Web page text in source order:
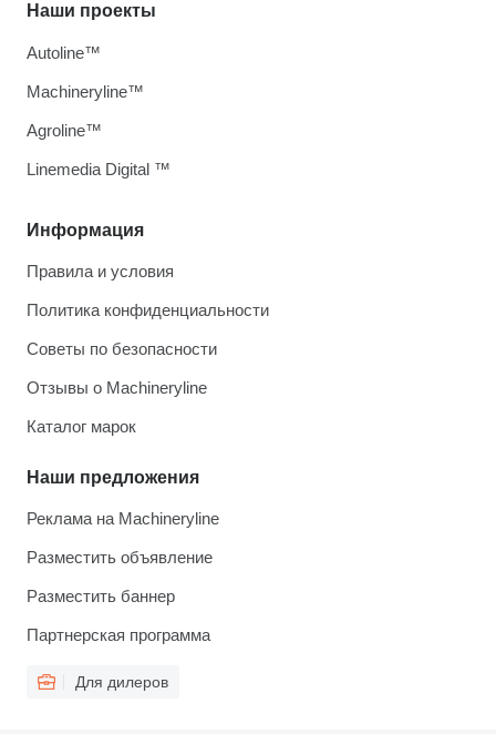
Информация
Правила и условия
Политика конфиденциальности
Советы по безопасности
Отзывы о Machineryline
Каталог марок
Наши предложения
Реклама на Machineryline
Разместить объявление
Разместить баннер
Партнерская программа
Для дилеров
Наши проекты
Autoline™
Machineryline™
Agroline™
Linemedia Digital ™